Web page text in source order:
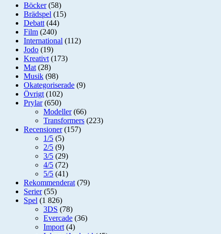
Böcker(58)
Brädspel (15)
Debatt (44)
Film (240)
International (112)
Jodo (19)
Kreativt (173)
Mat (28)
Musik (98)
Okategoriserade (9)
Övrigt (102)
Prylar(650)
Modeller(66)
Transformers (223)
Recensioner(157)
1/5 (5)
2/5 (9)
3/5 (29)
4/5 (72)
5/5 (41)
Rekommenderat (79)
Serier(55)
Spel (1 826)
3DS (78)
Evercade (36)
Import (4)